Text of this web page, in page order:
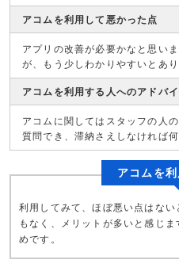
アコムを利用して悪かった点
アプリの改善が必要かなと思い
が、もう少しわかりやすいとあり
アコムを利用する人へのアドバ
アコムに関してはスタッフの人
質問でき、滞納さえしなければ
アコムを
利用してみて、ほぼ悪い点はな
もなく、メリットが多いと感じ
めです。